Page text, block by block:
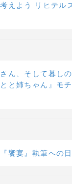
えよう リヒテル
ん、そして暮し
と姉ちゃん』モ
饗宴』執筆への